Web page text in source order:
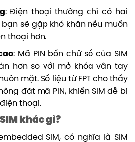
: Điện thoại thường chỉ có hai
bạn sẽ gặp khó khăn nếu muốn
thoại hơn.
: Mã PIN bốn chữ số của SIM
hơn so với mở khóa vân tay
mặt. Số liệu từ FPT cho thấy
đặt mã PIN, khiến SIM dễ bị
thoại.
khác gì?
SIM, có nghĩa là SIM